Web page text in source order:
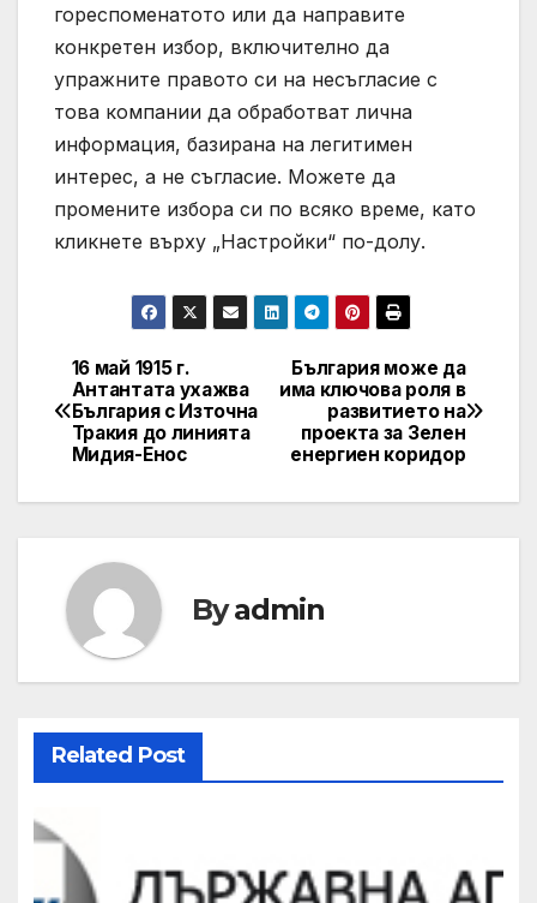
гореспоменатото или да направите
конкретен избор, включително да
упражните правото си на несъгласие с
това компании да обработват лична
информация, базирана на легитимен
интерес, а не съгласие. Можете да
промените избора си по всяко време, като
кликнете върху „Настройки“ по-долу.
Post
navigation
България може да
има ключова роля в
развитието на
проекта за Зелен
енергиен коридор
16 май 1915 г.
Антантата ухажва
България с Източна
Тракия до линията
Мидия-Енос
Byadmin
Related Post